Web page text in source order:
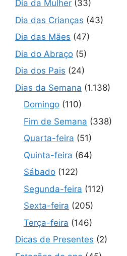
Dia da Mulher (33)
Dia das Crianças (43)
Dia das Mães (47)
Dia do Abraço (5)
Dia dos Pais (24)
Dias da Semana (1.138)
Domingo (110)
Fim de Semana (338)
Quarta-feira (51)
Quinta-feira (64)
Sábado (122)
Segunda-feira (112)
Sexta-feira (205)
Terça-feira (146)
Dicas de Presentes (2)